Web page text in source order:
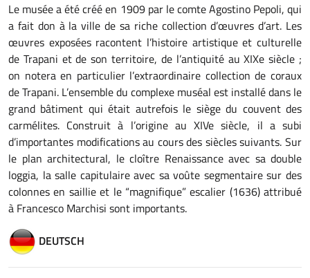
Le musée a été créé en 1909 par le comte Agostino Pepoli, qui
a fait don à la ville de sa riche collection d’œuvres d’art. Les
œuvres exposées racontent l’histoire artistique et culturelle
de Trapani et de son territoire, de l’antiquité au XIXe siècle ;
on notera en particulier l’extraordinaire collection de coraux
de Trapani. L’ensemble du complexe muséal est installé dans le
grand bâtiment qui était autrefois le siège du couvent des
carmélites. Construit à l’origine au XIVe siècle, il a subi
d’importantes modifications au cours des siècles suivants. Sur
le plan architectural, le cloître Renaissance avec sa double
loggia, la salle capitulaire avec sa voûte segmentaire sur des
colonnes en saillie et le “magnifique” escalier (1636) attribué
à Francesco Marchisi sont importants.
DEUTSCH